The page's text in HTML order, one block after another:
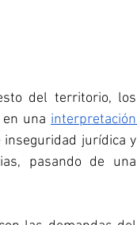
del territorio, los
una interpretación
inseguridad jurídica y
pasando de una